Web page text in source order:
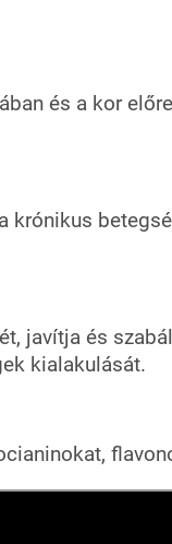
és a kor
krónikus
javítja és
kialakulását.